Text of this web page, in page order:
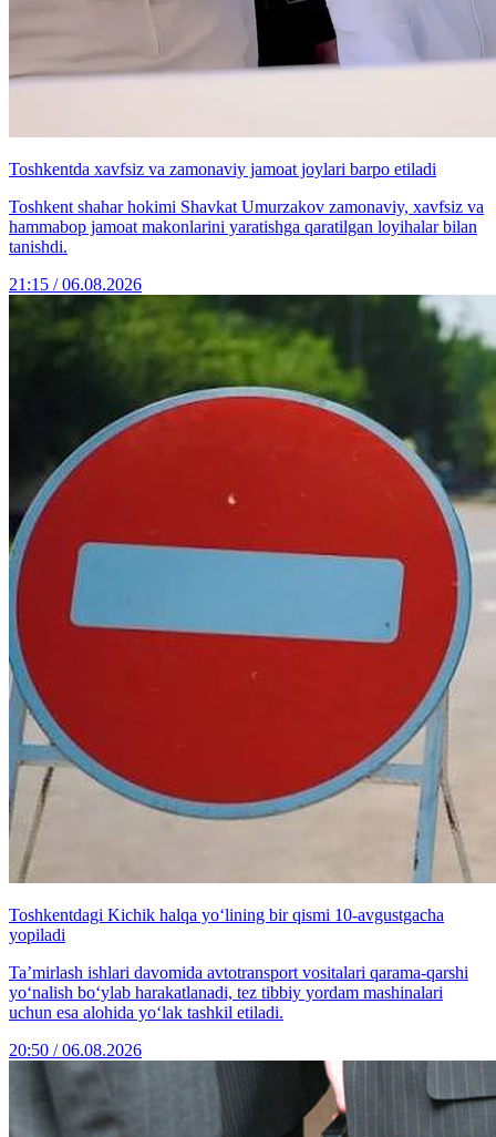
Toshkentda xavfsiz va zamonaviy jamoat joylari barpo etiladi
Toshkent shahar hokimi Shavkat Umurzakov zamonaviy, xavfsiz va
hammabop jamoat makonlarini yaratishga qaratilgan loyihalar bilan
tanishdi.
21:15 / 06.08.2026
Toshkentdagi Kichik halqa yo‘lining bir qismi 10-avgustgacha
yopiladi
Ta’mirlash ishlari davomida avtotransport vositalari qarama-qarshi
yo‘nalish bo‘ylab harakatlanadi, tez tibbiy yordam mashinalari
uchun esa alohida yo‘lak tashkil etiladi.
20:50 / 06.08.2026